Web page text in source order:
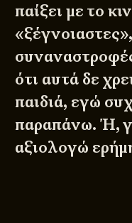
παίξει με το
ότι αυτά δε
παιδιά, εγώ
παραπάνω. Ή,
αξιολογώ